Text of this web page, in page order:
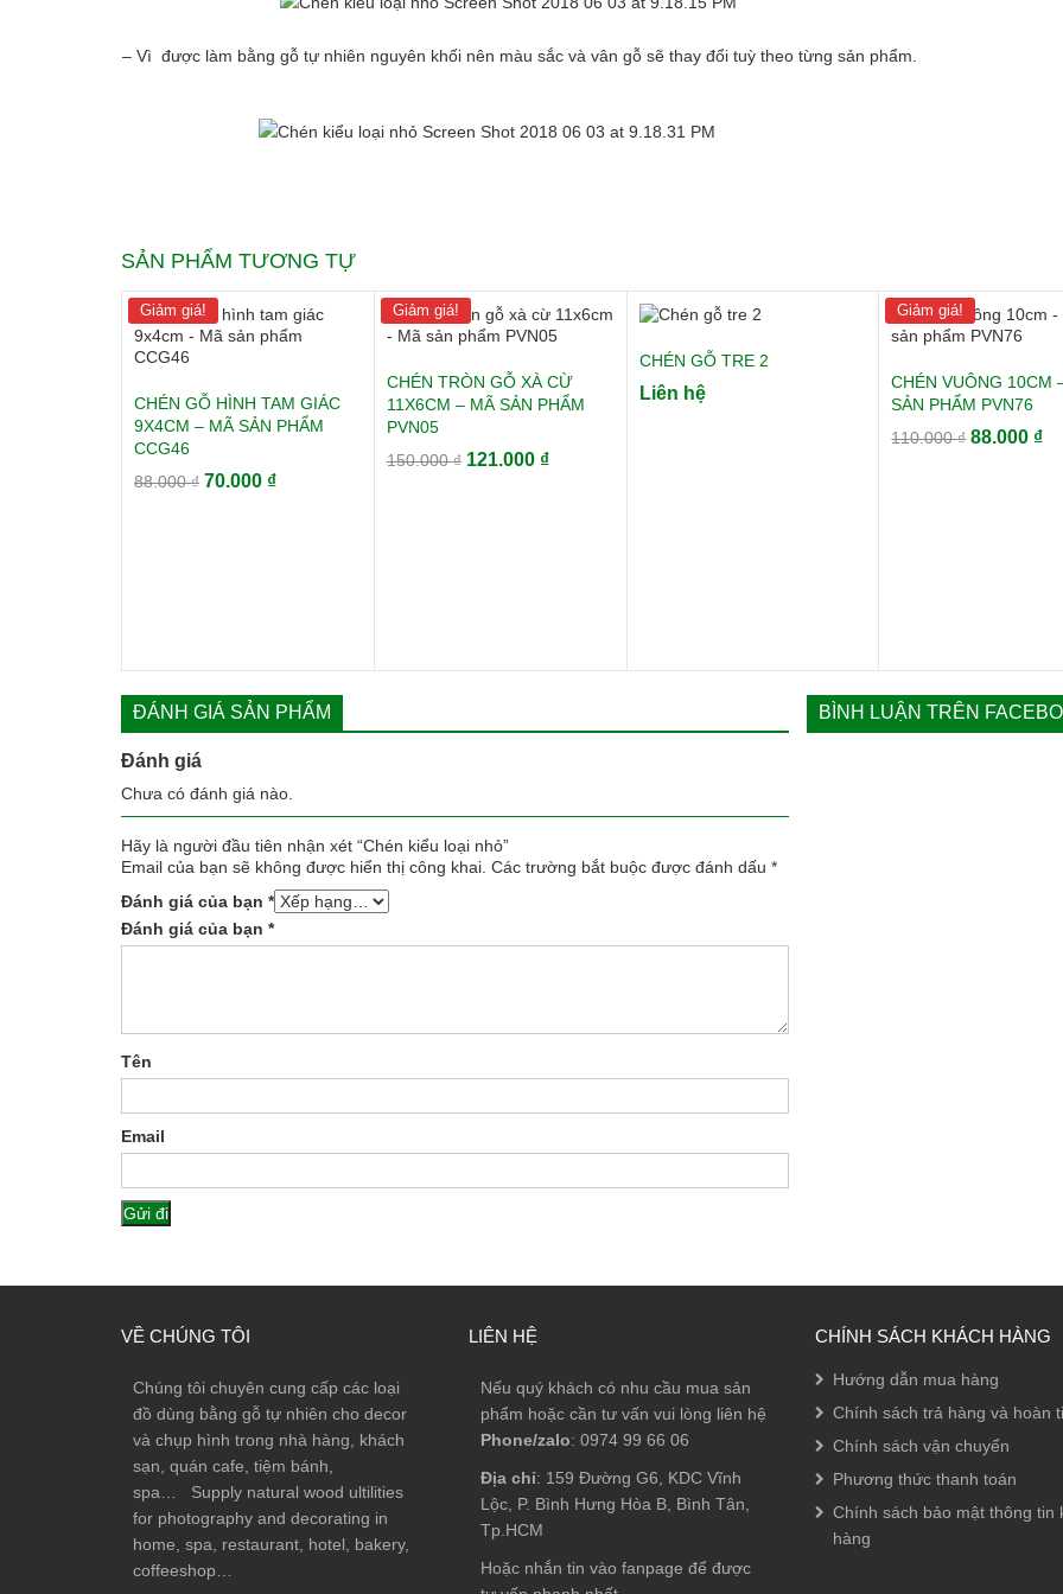
– Vì được làm bằng gỗ tự nhiên nguyên khối nên màu sắc và vân gỗ sẽ thay đổi tuỳ theo từng sản phẩm.
SẢN PHẨM TƯƠNG TỰ
Giảm giá!
CHÉN GỖ HÌNH TAM GIÁC
9X4CM – MÃ SẢN PHẨM
CCG46
88.000₫ Giá
70.000 ₫Giá
Giảm giá!
CHÉN TRÒN GỖ XÀ CỪ
11X6CM – MÃ SẢN PHẨM
PVN05
150.000₫ Giá
121.000 ₫Giá
CHÉN GỖ TRE 2
Liên hệ
Giảm giá!
CHÉN VUÔNG 10CM
SẢN PHẨM PVN76
110.000₫ Giá
88.000 ₫Giá
ĐÁNH GIÁ SẢN PHẨM
Đánh giá
Chưa có đánh giá nào.
Hãy là người đầu tiên nhận xét “Chén kiểu loại nhỏ”
Email của bạn sẽ không được hiển thị công khai. Các trường bắt buộc được đánh dấu *
Đánh giá của bạn *
Đánh giá của bạn *
Tên
Email
BÌNH LUẬN TRÊN
VỀ CHÚNG TÔI
Chúng tôi chuyên cung cấp các loại
đồ dùng bằng gỗ tự nhiên cho decor
và chụp hình trong nhà hàng, khách
sạn, quán cafe, tiệm bánh,
spa… Supply natural wood ultilities
for photography and decorating in
home, spa, restaurant, hotel, bakery,
coffeeshop…
LIÊN HỆ
Nếu quý khách có nhu cầu mua sản
phẩm hoặc cần tư vấn vui lòng liên hệ
Phone/zalo: 0974 99 66 06
Địa chỉ: 159 Đường G6, KDC Vĩnh
Lộc, P. Bình Hưng Hòa B, Bình Tân,
Tp.HCM
Hoặc nhắn tin vào fanpage để được
CHÍNH SÁCH KHÁCH HÀNG
Hướng dẫn mua hàng
Chính sách trả hàng và hoàn
Chính sách vận chuyển
Phương thức thanh toán
Chính sách bảo mật thông tin
hàng